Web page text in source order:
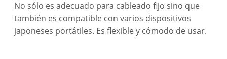
No sólo es adecuado para cableado fijo sino que
también es compatible con varios dispositivos
japoneses portátiles. Es flexible y cómodo de usar.